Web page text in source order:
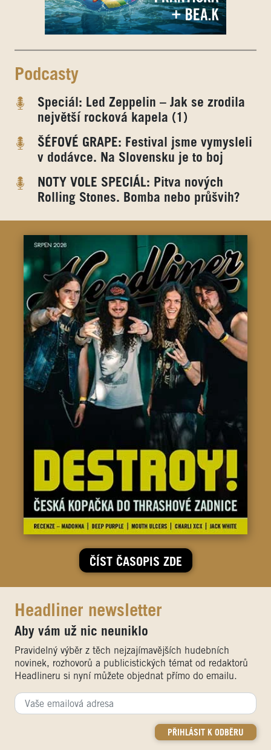
Podcasty
Speciál: Led Zeppelin – Jak se zrodila
největší rocková kapela (1)
ŠÉFOVÉ GRAPE: Festival jsme vymysleli
v dodávce. Na Slovensku je to boj
NOTY VOLE SPECIÁL: Pitva nových
Rolling Stones. Bomba nebo průšvih?
ČÍST ČASOPIS ZDE
Headliner newsletter
Aby vám už nic neuniklo
Pravidelný výběr z těch nejzajímavějších hudebních
novinek, rozhovorů a publicistických témat od redaktorů
Headlineru si nyní můžete objednat přímo do emailu.